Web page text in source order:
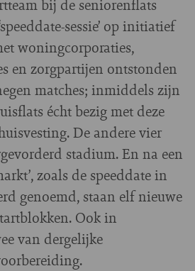
bij de seniorenflats
sessie’ op initiatief
woningcorporaties,
en zorgpartijen ontstonden
matches; inmiddels zijn
écht bezig met deze
De andere vier
stadium. En na een
zoals de speeddate in
genoemd, staan elf nieuwe
Ook in
van dergelijke